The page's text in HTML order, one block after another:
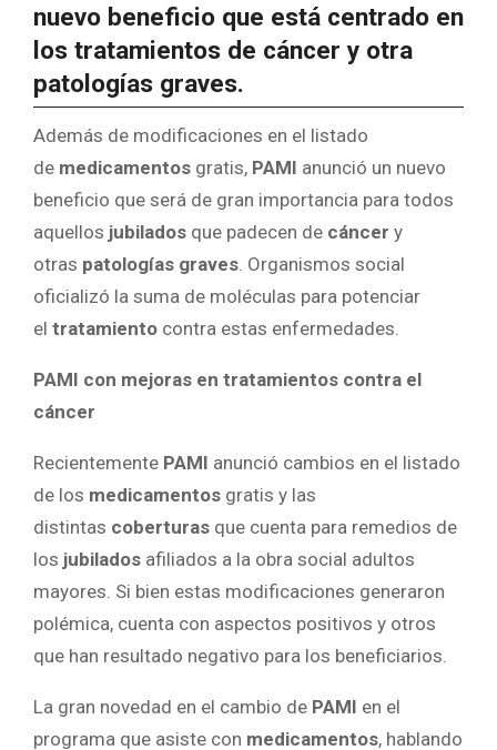
nuevo beneficio que está centrado en
los tratamientos de cáncery otra
patologías graves.
Además de modificaciones en el listado
de medicamentos gratis, PAMI anunció un nuevo
beneficio que será de gran importancia para todos
aquellos jubilados que padecen de cáncer y
otras patologías graves. Organismos social
oficializó la suma de moléculas para potenciar
el tratamiento contra estas enfermedades.
PAMI con mejoras en tratamientos contra el
cáncer
Recientemente PAMI anunció cambios en el listado
de los medicamentos gratis y las
distintas coberturas que cuenta para remedios de
los jubilados afiliados a la obra social adultos
mayores. Si bien estas modificaciones generaron
polémica, cuenta con aspectos positivos y otros
que han resultado negativo para los beneficiarios.
La gran novedad en el cambio de PAMI en el
programa que asiste con medicamentos, hablando